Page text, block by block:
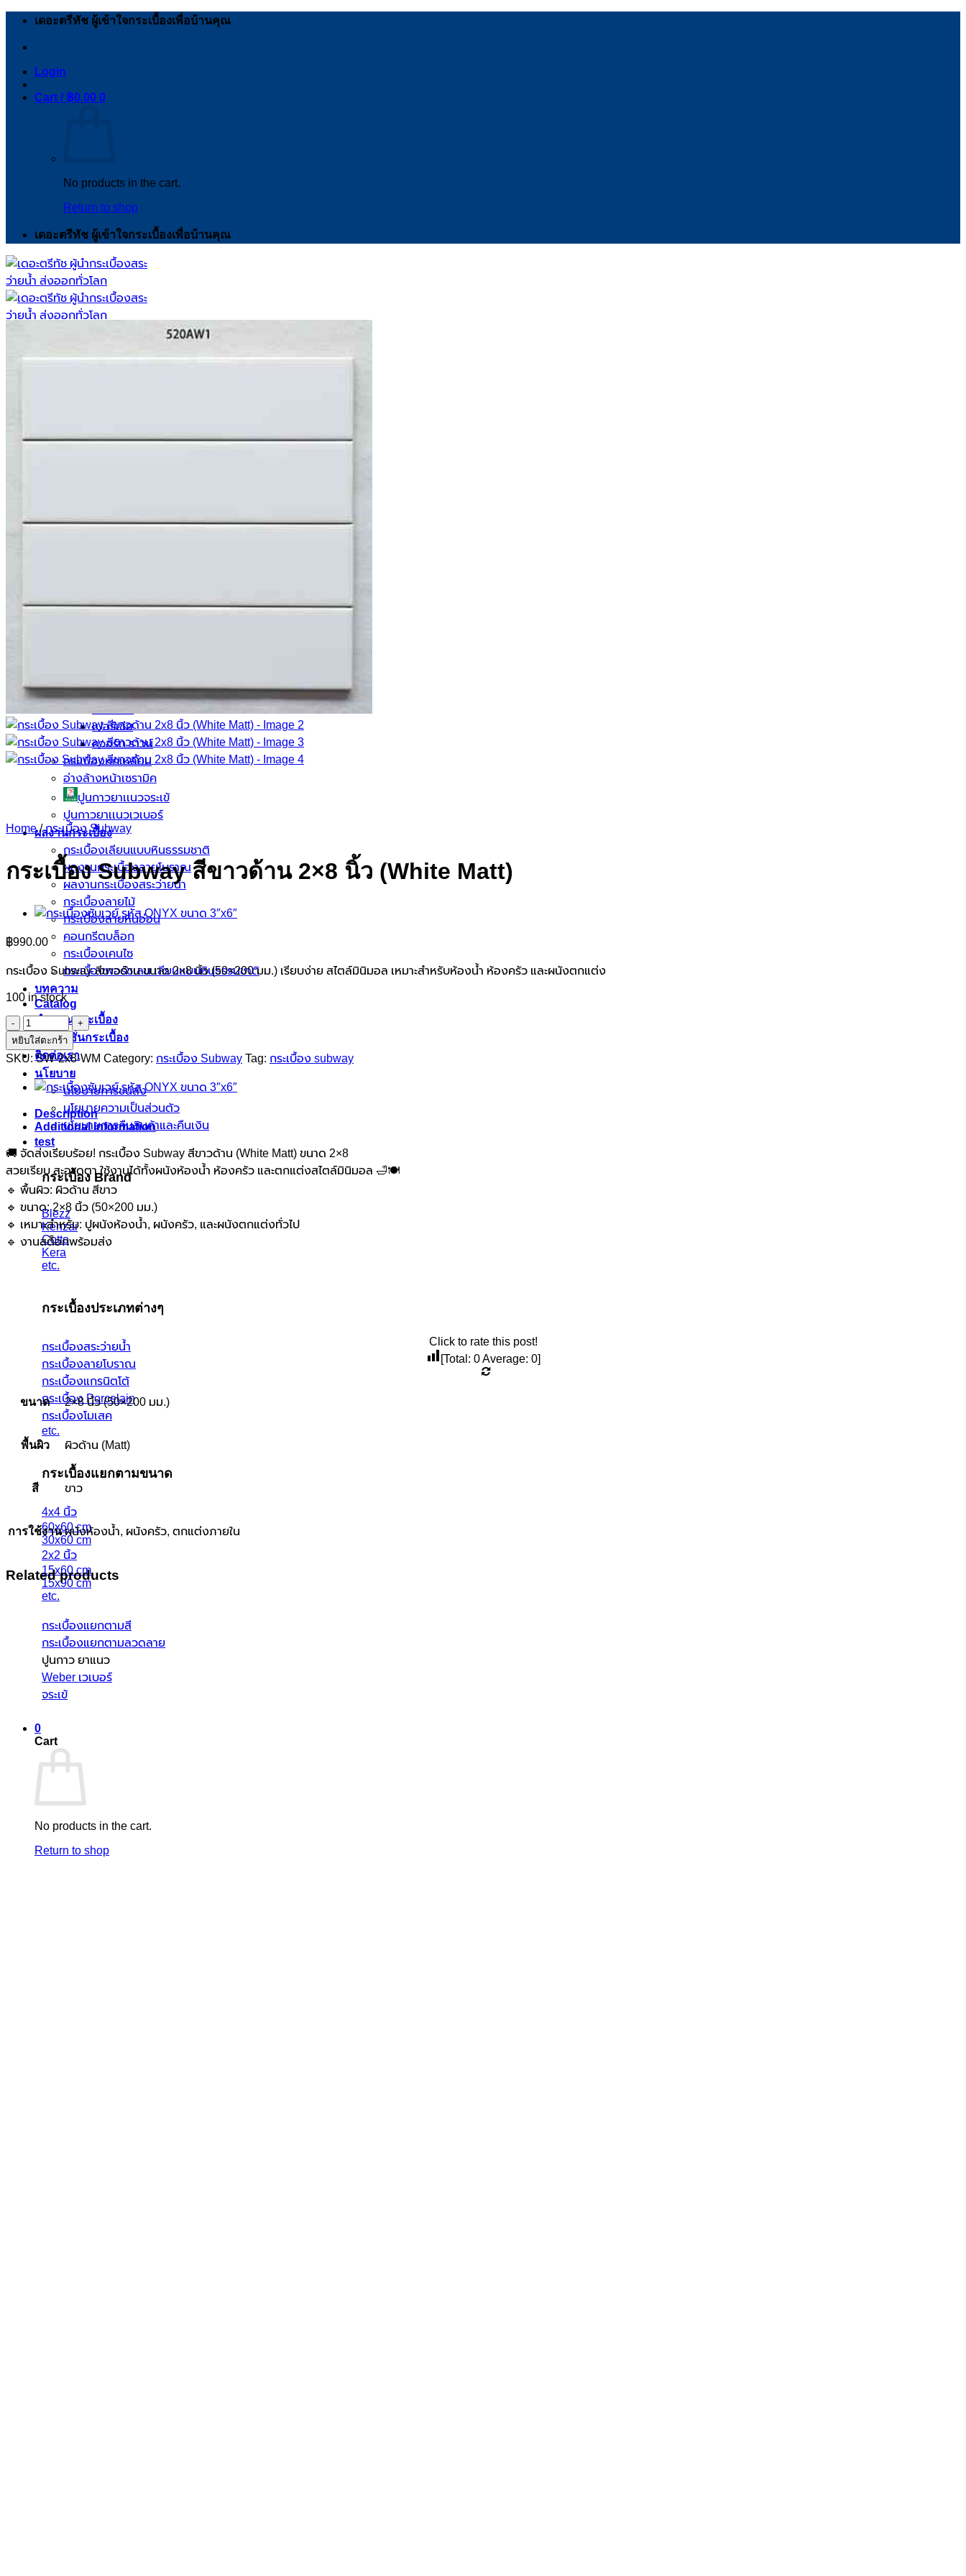
Skip
เดอะตรีทัช ผู้เข้าใจกระเบื้องเพื่อบ้านคุณ
Login
Cart / ฿0.00 0
No products in the cart.
Return to shop
เดอะตรีทัช ผู้เข้าใจกระเบื้องเพื่อบ้านคุณ
กระเบื้องสระว่ายน้ำ Cotto
กระเบื้องขอบสระว่ายน้ำ
เอ็กซ์ทรูดไทล์
ควอทซ์ สโตน
เปอร์เซีย
ควอร์ท ราวน์
กระเบื้องหกเหลี่ยม
อ่างล้างหน้าเซรามิค
ปูนกาวยาเเนวจระเข้
ปูนกาวยาเเนวเวเบอร์
ผลงานกระเบื้อง
กระเบื้องเลียนแบบหินธรรมชาติ
ผลงานกระเบื้องลายโบราณ
ผลงานกระเบื้องสระว่ายนํ้า
กระเบื้องลายไม้
กระเบื้องลายหินอ่อน
คอนกรีตบล็อก
กระเบื้องเคนไซ
กระเบื้องพอร์ชเลน เลียนเเบบหินธรรมชาติ
บทความ
Catalog
คำนวณกระเบื้อง
โปรโมชั่นกระเบื้อง
ติดต่อเรา
นโยบาย
นโยบายการขนส่ง
นโยบายความเป็นส่วนตัว
นโยบายการคืนสินค้าและคืนเงิน
test
กระเบื้อง Brand
Blezz
Kenzai
Cotto
Kera
etc.
กระเบื้องประเภทต่างๆ
กระเบื้องสระว่ายน้ำ
กระเบื้องลายโบราณ
กระเบื้องแกรนิตโต้
กระเบื้อง Porcelain
กระเบื้องโมเสค
etc.
กระเบื้องแยกตามขนาด
4x4 นิ้ว
60x60 cm
30x60 cm
2x2 นิ้ว
15x60 cm
15x90 cm
etc.
กระเบื้องแยกตามสี
กระเบื้องแยกตามลวดลาย
ปูนกาว ยาแนว
Weber เวเบอร์
จระเข้
0
Cart
No products in the cart.
Return to shop
Home / กระเบื้อง Subway
กระเบื้อง Subway สีขาวด้าน 2×8 นิ้ว (White Matt)
฿990.00
กระเบื้อง Subway สีขาวด้าน ขนาด 2×8 นิ้ว (50×200 มม.) เรียบง่าย สไตล์มินิมอล เหมาะสำหรับห้องน้ำ ห้องครัว และผนังตกแต่ง
100 in stock
กระเบื้อง
Subway
สี
ขาว
ด้าน
นิ้ว
(White
Matt)
quantity
หยิบใส่ตะกร้า
SKU:SW-2x8-WM Category: กระเบื้อง Subway Tag: กระเบื้อง subway
Description
Additional information
🚚 จัดส่งเรียบร้อย! กระเบื้อง Subway สีขาวด้าน (White Matt) ขนาด 2×8
สวยเรียบ สะอาดตา ใช้งานได้ทั้งผนังห้องน้ำ ห้องครัว และตกแต่งสไตล์มินิมอล 🛁🍽️
🔹 พื้นผิว: ผิวด้าน สีขาว
🔹 ขนาด: 2×8 นิ้ว (50×200 มม.)
🔹 เหมาะสำหรับ: ปูผนังห้องน้ำ, ผนังครัว, และผนังตกแต่งทั่วไป
🔹 งานสต็อกพร้อมส่ง
Click to rate this post!
[Total: 0Average: 0]
ขนาด 2×8 นิ้ว (50×200 มม.)
พื้นผิว ผิวด้าน (Matt)
สี ขาว
การใช้งาน ผนังห้องน้ำ, ผนังครัว, ตกแต่งภายใน
Related products